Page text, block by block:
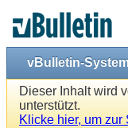
vBulletin-
Dieser Inhalt wird
unterstützt.
Klicke hier, um